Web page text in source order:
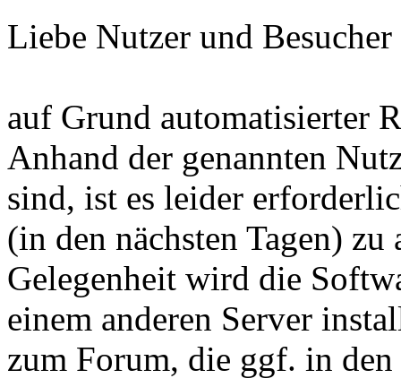
Liebe Nutzer und
auf Grund automatisierter
Anhand der genannten
sind, ist es leider
(in den nächsten Tagen)
Gelegenheit wird die
einem anderen Server
zum Forum, die ggf. in